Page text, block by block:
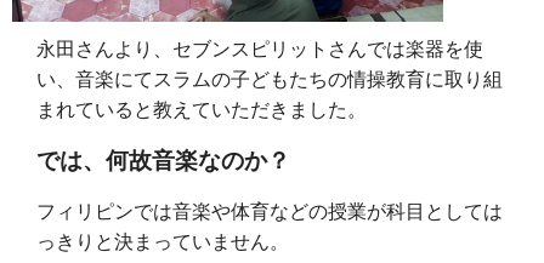
永田さんより、セブンスピリットさんでは楽器を使
い、音楽にてスラムの子どもたちの情操教育に取り組
まれていると教えていただきました。
では、何故音楽なのか？
フィリピンでは音楽や体育などの授業が科目としては
っきりと決まっていません。